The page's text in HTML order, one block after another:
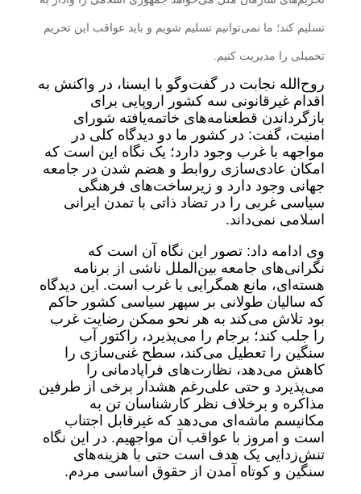
تسلیم کند؛ ما نمی‌توانیم تسلیم شویم و باید عواقب این تحریم
تحمیلی را مدیریت کنیم.
روح‌الله نجابت در گفت‌وگو با ایسنا، در واکنش به
اقدام غیرقانونی سه کشور اروپایی برای
بازگرداندن قطعنامه‌های خاتمه‌یافته شورای
امنیت، گفت: در کشور ما دو دیدگاه کلی در
مواجهه با غرب وجود دارد؛ یک نگاه این است که
امکان عادی‌سازی روابط و هضم شدن در جامعه
جهانی وجود دارد و زیرساخت‌های فرهنگی
سیاسی غربی را در تضاد ذاتی با تمدن ایرانی
اسلامی نمی‌داند.
وی ادامه داد: تصور این نگاه آن است که
نگرانی‌های جامعه بین‌الملل ناشی از برنامه
هسته‌ای، مانع همگرایی با غرب است. این دیدگاه
که سالیان طولانی بر سپهر سیاسی کشور حاکم
بود تلاش می‌کند به هر نحو ممکن رضایت غرب
را جلب کند؛ برجام را می‌پذیرد، راکتور آب
سنگین را تعطیل می‌کند، سطح غنی‌سازی را
کاهش می‌دهد، نظارت‌های فراپادمانی را
می‌پذیرد و حتی علی‌رغم هشدار برخی از طرفین
مذاکره و برخلاف نظر کارشناسان تن به
مکانیسم ماشه‌ای می‌دهد که غیرقابل اجتناب
است و امروز با عواقب آن مواجهیم. در این نگاه
تنش‌زدایی یک هدف است حتی با هزینه‌های
سنگین و کوتاه آمدن از حقوق اساسی مردم.